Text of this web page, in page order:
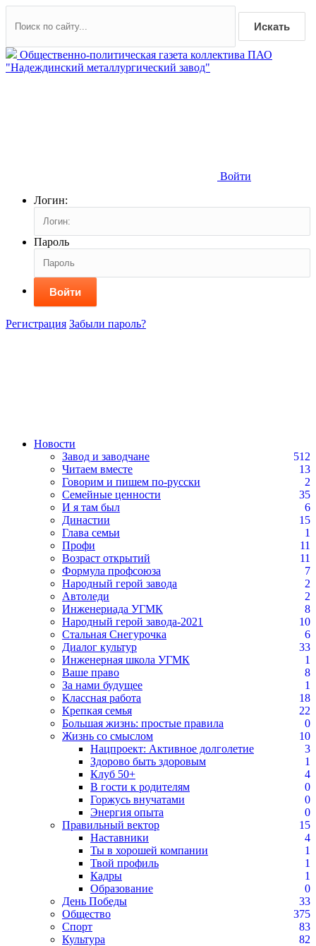
Искать
Общественно-политическая газета коллектива ПАО
"Надеждинский металлургический завод"
Войти
Логин:
Пароль
Войти
Регистрация Забыли пароль?
Новости
Завод и заводчане
512
Читаем вместе
13
Говорим и пишем по-русски
2
Семейные ценности
35
И я там был
6
Династии
15
Глава семьи
1
Профи
11
Возраст открытий
11
Формула профсоюза
7
Народный герой завода
2
Автоледи
2
Инженериада УГМК
8
Народный герой завода-2021
10
Стальная Снегурочка
6
Диалог культур
33
Инженерная школа УГМК
1
Ваше право
8
За нами будущее
1
Классная работа
18
Крепкая семья
22
Большая жизнь: простые правила
0
Жизнь со смыслом
10
Нацпроект: Активное долголетие
3
Здорово быть здоровым
1
Клуб 50+
4
В гости к родителям
0
Горжусь внучатами
0
Энергия опыта
0
Правильный вектор
15
Наставники
4
Ты в хорошей компании
1
Твой профиль
1
Кадры
1
Образование
0
День Победы
33
Общество
375
Спорт
83
Культура
82